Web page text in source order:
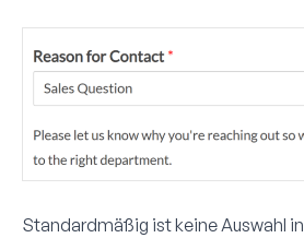
Standardmäßig ist keine Auswahl